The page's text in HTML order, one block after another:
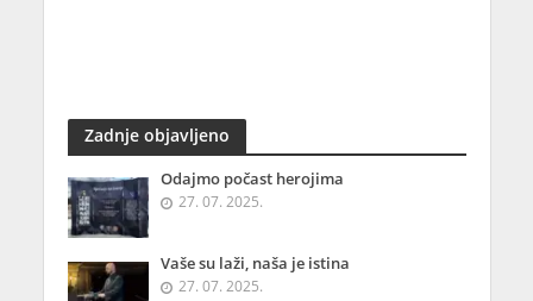
Zadnje objavljeno
Odajmo počast herojima
27. 07. 2025.
Vaše su laži, naša je istina
27. 07. 2025.